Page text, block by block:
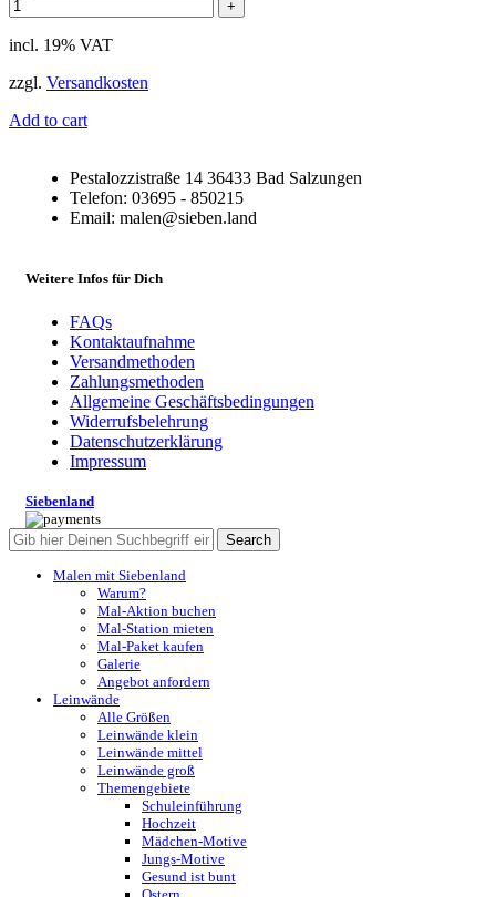
incl. 19% VAT
zzgl. Versandkosten
Add to cart
Pestalozzistraße 14 36433 Bad Salzungen
Telefon: 03695 - 850215
Email: malen@sieben.land
Weitere Infos für Dich
FAQs
Kontaktaufnahme
Versandmethoden
Zahlungsmethoden
Allgemeine Geschäftsbedingungen
Widerrufsbelehrung
Datenschutzerklärung
Impressum
Siebenland
Search
Malen mit Siebenland
Warum?
Mal-Aktion buchen
Mal-Station mieten
Mal-Paket kaufen
Galerie
Angebot anfordern
Leinwände
Alle Größen
Leinwände klein
Leinwände mittel
Leinwände groß
Themengebiete
Schuleinführung
Hochzeit
Mädchen-Motive
Jungs-Motive
Gesund ist bunt